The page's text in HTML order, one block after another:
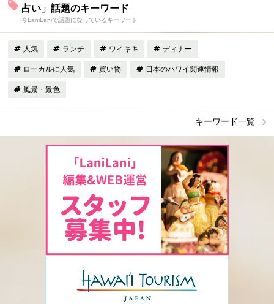
占い」話題のキーワード
今LaniLaniで話題になっているキーワード
人気 ランチ ワイキキ ディナー
ローカルに人気 買い物 日本のハワイ関連情報
風景・景色
キーワード一覧